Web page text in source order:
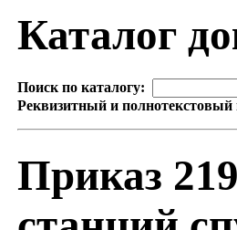
Каталог
Поиск по каталогу:
Реквизитный и полнотекстовый
Приказ